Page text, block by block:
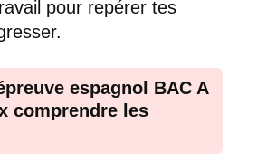
pour repérer tes
espagnol BAC A
comprendre les